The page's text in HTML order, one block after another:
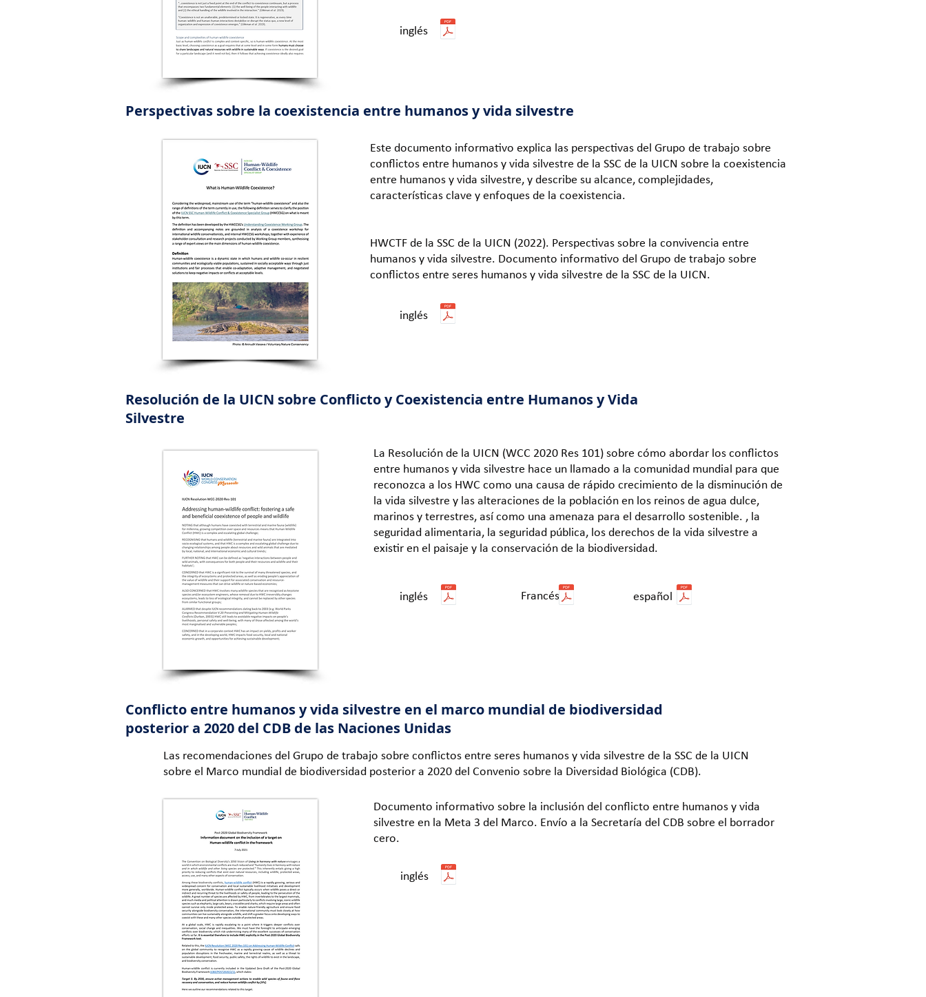
inglés
Perspectivas sobre la coexistencia entre humanos y vida silvestre
Este documento informativo explica las perspectivas del Grupo de trabajo sobre
conflictos entre humanos y vida silvestre de la SSC de la UICN sobre la coexistencia
entre humanos y vida silvestre, y describe su alcance, complejidades,
características clave y enfoques de la coexistencia.
HWCTF de la SSC de la UICN (2022). Perspectivas sobre la convivencia entre
humanos y vida silvestre. Documento informativo del Grupo de trabajo sobre
conflictos entre seres humanos y vida silvestre de la SSC de la UICN.
inglés
Resolución de la UICN sobre Conflicto y Coexistencia entre Humanos y Vida
Silvestre
La Resolución de la UICN (WCC 2020 Res 101) sobre cómo abordar los conflictos
entre humanos y vida silvestre hace un llamado a la comunidad mundial para que
reconozca a los HWC como una causa de rápido crecimiento de la disminución de
la vida silvestre y las alteraciones de la población en los reinos de agua dulce,
marinos y terrestres, así como una amenaza para el desarrollo sostenible. , la
seguridad alimentaria, la seguridad pública, los derechos de la vida silvestre a
existir en el paisaje y la conservación de la biodiversidad.
inglés Francés español
Conflicto entre humanos y vida silvestre en el marco mundial de biodiversidad
posterior a 2020 del CDB de las Naciones Unidas
Las recomendaciones del Grupo de trabajo sobre conflictos entre seres humanos y vida silvestre de la SSC de la UICN
sobre el Marco mundial de biodiversidad posterior a 2020 del Convenio sobre la Diversidad Biológica (CDB).
Documento informativo sobre la inclusión del conflicto entre humanos y vida
silvestre en la Meta 3 del Marco. Envío a la Secretaría del CDB sobre el borrador
cero.
inglés